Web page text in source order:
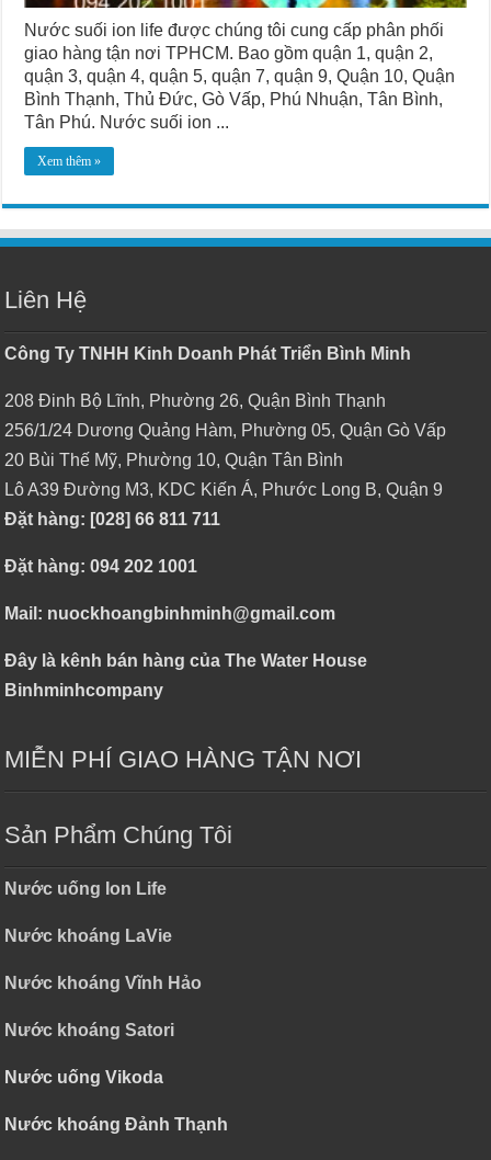
Nước suối ion life được chúng tôi cung cấp phân phối
giao hàng tận nơi TPHCM. Bao gồm quận 1, quận 2,
quận 3, quận 4, quận 5, quận 7, quận 9, Quận 10, Quận
Bình Thạnh, Thủ Đức, Gò Vấp, Phú Nhuận, Tân Bình,
Tân Phú. Nước suối ion ...
Xem thêm »
Liên Hệ
Công Ty TNHH Kinh Doanh Phát Triển Bình Minh
208 Đinh Bộ Lĩnh, Phường 26, Quận Bình Thạnh
256/1/24 Dương Quảng Hàm, Phường 05, Quận Gò Vấp
20 Bùi Thế Mỹ, Phường 10, Quận Tân Bình
Lô A39 Đường M3, KDC Kiến Á, Phước Long B, Quận 9
Đặt hàng: [028] 66 811 711
Đặt hàng: 094 202 1001
Mail: nuockhoangbinhminh@gmail.com
Đây là kênh bán hàng của The Water House
Binhminhcompany
MIỄN PHÍ GIAO HÀNG TẬN NƠI
Sản Phẩm Chúng Tôi
Nước uống Ion Life
Nước khoáng LaVie
Nước khoáng Vĩnh Hảo
Nước khoáng Satori
Nước uống Vikoda
Nước khoáng Đảnh Thạnh